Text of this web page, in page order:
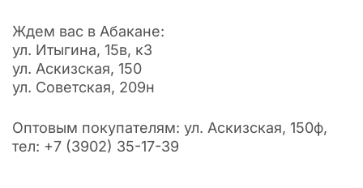
Ждем вас в Абакане:
ул. Итыгина, 15в, к3
ул. Аскизская, 150
ул. Советская, 209н
Оптовым покупателям: ул. Аскизская, 150ф,
тел: +7 (3902) 35-17-39